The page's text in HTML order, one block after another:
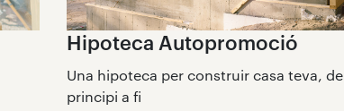
Hipoteca Autopromoció
Una hipoteca per construir casa teva, de
principi a fi